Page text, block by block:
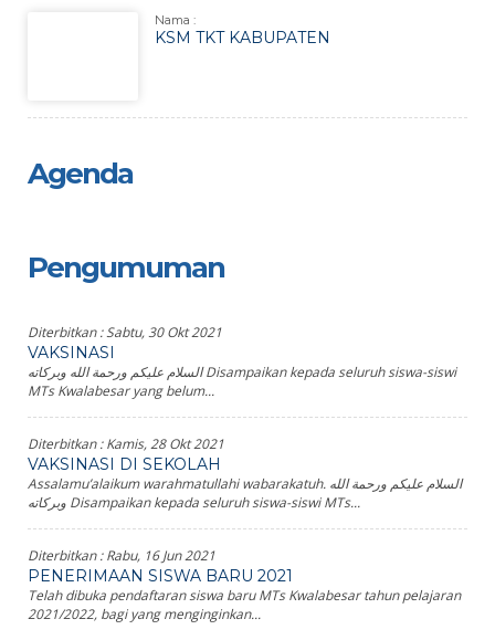
Nama :
KSM TKT KABUPATEN
Agenda
Pengumuman
Diterbitkan :Sabtu, 30 Okt 2021
VAKSINASI
السلام عليكم ورحمة الله وبركاته Disampaikan kepada seluruh siswa-siswi
MTs Kwalabesar yang belum...
Diterbitkan :Kamis, 28 Okt 2021
VAKSINASI DI SEKOLAH
Assalamu’alaikum warahmatullahi wabarakatuh. السلام عليكم ورحمة الله
وبركاته Disampaikan kepada seluruh siswa-siswi MTs...
Diterbitkan :Rabu, 16 Jun 2021
PENERIMAAN SISWA BARU 2021
Telah dibuka pendaftaran siswa baru MTs Kwalabesar tahun pelajaran
2021/2022, bagi yang menginginkan...